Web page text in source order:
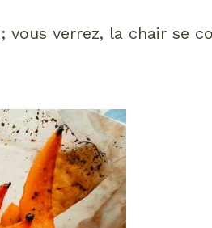
vous verrez, la chair se